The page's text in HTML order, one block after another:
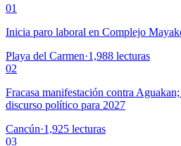
01
Inicia paro laboral en Complejo
Playa del Carmen·1,988 lecturas
02
Fracasa manifestación contra
discurso político para 2027
Cancún·1,925 lecturas
03